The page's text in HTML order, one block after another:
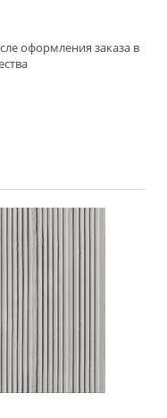
оформления заказа в